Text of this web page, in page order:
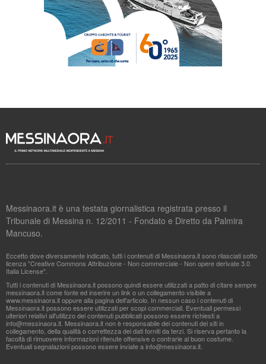
Messinaora.it è una testata giornalistica registrata presso il
Tribunale di Messina n. 12/2011 - Fondato e Diretto da Palmira
Mancuso.
Eccetto dove diversamente indicato, tutti i contenuti di Messinaora.it sono rilasciati sotto
licenza "Creative Commons Attribuzione - Non commerciale - Non opere derivate 3.0
Italia License".
Tutti i contenuti di Messinaora.it possono quindi essere utilizzati a patto di citare sempre
messinaora.it come fonte ed inserire un link o un collegamento visibile a
www.messinaora.it oppure alla pagina dell'articolo. In nessun caso i contenuti di
Messinaora.it possono essere utilizzati per scopi commerciali. Eventuali permessi
ulteriori relativi all'utilizzo dei contenuti pubblicati possono essere richiesti a
info@messinaora.it. Messinaora.it non è responsabile dei contenuti dei siti in
collegamento, della qualità o correttezza dei dati forniti da terzi. Si riserva pertanto la
facoltà di rimuovere informazioni ritenute offensive o contrarie al buon costume.
Eventuali segnalazioni possono essere inviate ainfo@messinaora.it.